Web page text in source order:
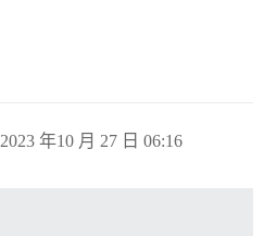
2023 年10 月 27 日 06:16